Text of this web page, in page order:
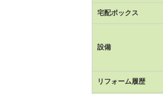
宅配ボックス
設備
リフォーム履歴